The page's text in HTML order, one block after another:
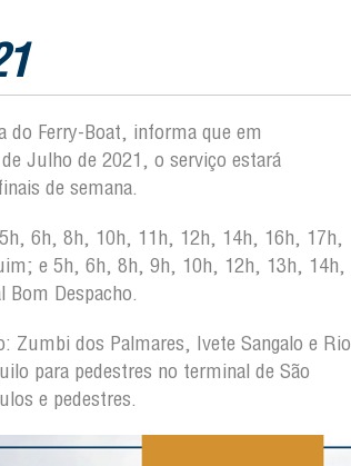
do Ferry-Boat, informa que em
Julho de 2021, o serviço estará
de semana.
6h, 8h, 10h, 11h, 12h, 14h, 16h, 17h,
e 5h, 6h, 8h, 9h, 10h, 12h, 13h, 14h,
Despacho.
Zumbi dos Palmares, Ivete Sangalo e Rio
para pedestres no terminal de São
e pedestres.